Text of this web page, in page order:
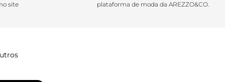
site
plataforma de moda da AREZZO&CO.